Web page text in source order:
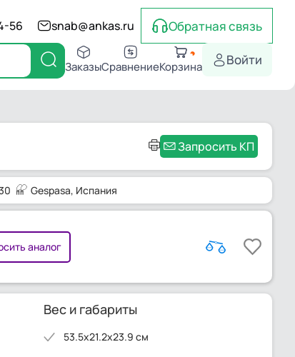
56 snab@ankas.ru Обратная связь
ЗаказыСравнениеКорзина Войти
Запросить КП
Gespasa, Испания
аналог
Вес и габариты
53.5x21.2x23.9 см